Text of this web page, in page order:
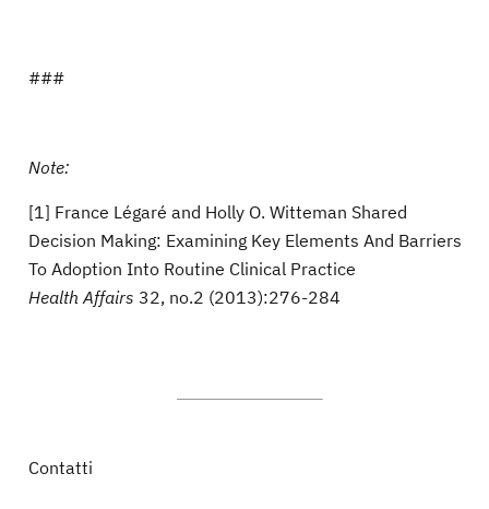
###
Note:
[1] France Légaré and Holly O. Witteman Shared
Decision Making: Examining Key Elements And Barriers
To Adoption Into Routine Clinical Practice
Health Affairs 32, no.2 (2013):276-284
Contatti